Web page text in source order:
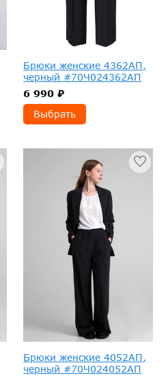
Брюки женские 4362АП,
черный #70Ч024362АП
6 990 ₽
Выбрать
Брюки женские 4052АП,
черный #70Ч024052АП